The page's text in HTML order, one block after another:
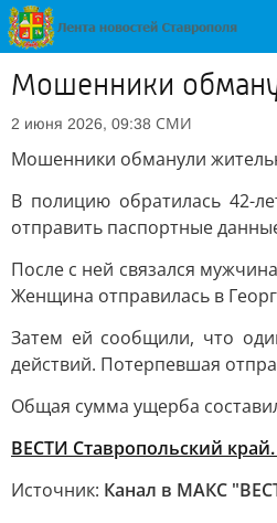
Мошенники
2 июня 2026, 09:38 СМИ
Мошенники обманули
В полицию обратилась 42-
отправить паспортные
После с ней связался
Женщина отправилась в
Затем ей сообщили, что
действий. Потерпевшая
Общая сумма ущерба
ВЕСТИ Ставропольский
Источник: Канал в МАКС